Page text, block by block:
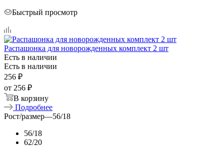
Быстрый просмотр
Распашонка для новорожденных комплект 2 шт
Есть в наличии
Есть в наличии
256 ₽
от 256 ₽
В корзину
Подробнее
Рост/размер—56/18
56/18
62/20